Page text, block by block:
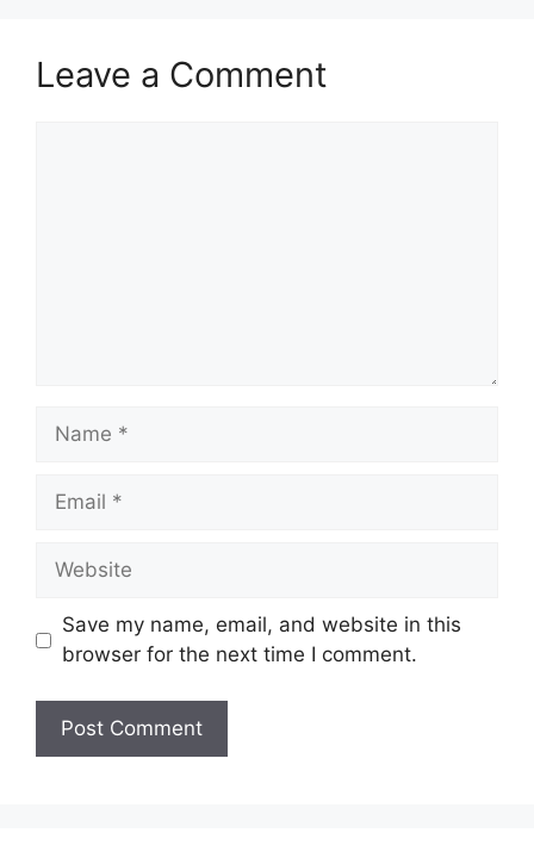
Leave a Comment
Name
Email
Website
Save my name, email, and website in this
browser for the next time I comment.